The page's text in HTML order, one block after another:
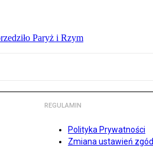
Paryż i Rzym
REGULAMIN
Polityka Prywatności
Zmiana ustawień zgód